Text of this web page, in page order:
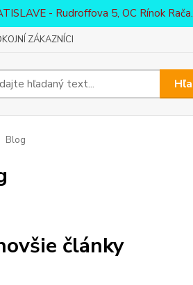
- Rudroffova 5, OC Rínok
ZÁKAZNÍCI
Blog
články